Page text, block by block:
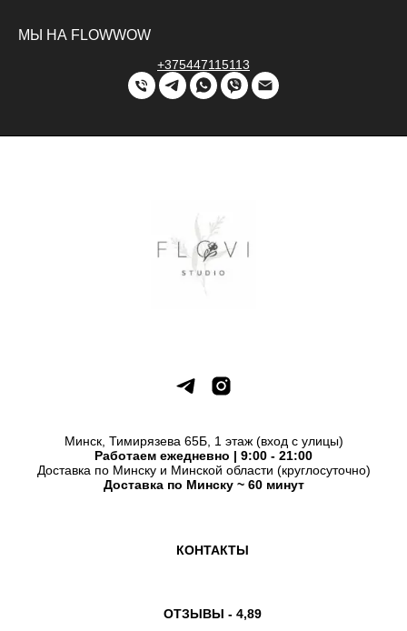
МЫ НА FLOWWOW
+375447115113
Минск, Тимирязева 65Б, 1 этаж (вход с улицы)
Работаем ежедневно | 9:00 - 21:00
Доставка по Минску и Минской области (круглосуточно)
Доставка по Минску ~ 60 минут
КОНТАКТЫ
ОТЗЫВЫ - 4,89